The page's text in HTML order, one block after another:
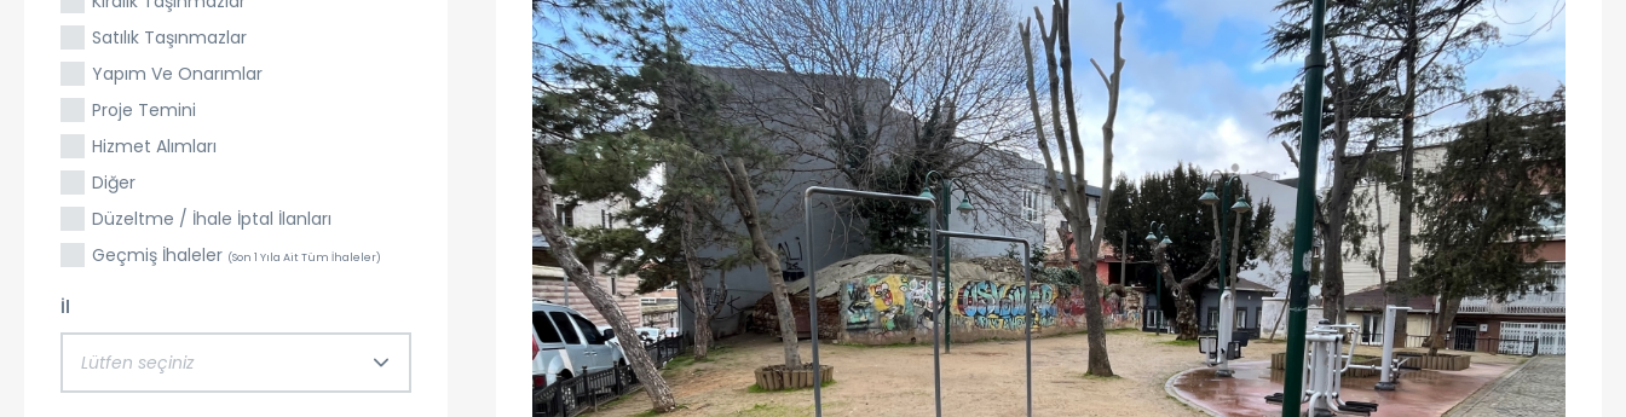
Satılık Taşınmazlar
Yapım Ve Onarımlar
Proje Temini
Hizmet Alımları
Diğer
Düzeltme / İhale İptal İlanları
Geçmiş İhaleler (Son 1 Yıla Ait Tüm İhaleler)
İl
Lütfen seçiniz